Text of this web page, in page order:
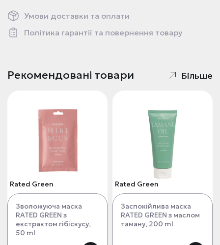
Умови доставки та оплати
Політика гарантії та повернення товару
Рекомендовані товари Більше
Rated Green
Зволожуюча маска
RATED GREEN з
екстрактом гібіскусу,
50 ml
Rated Green
Заспокійлива маска
RATED GREEN з маслом
таману, 200 ml